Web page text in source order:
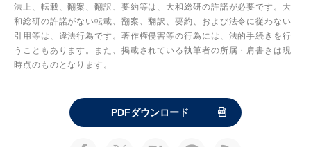
法上、転載、翻案、翻訳、要約等は、大和総研の許諾が必要です。大
和総研の許諾がない転載、翻案、翻訳、要約、および法令に従わない
引用等は、違法行為です。著作権侵害等の行為には、法的手続きを行
うこともあります。また、掲載されている執筆者の所属・肩書きは現
時点のものとなります。
PDFダウンロード